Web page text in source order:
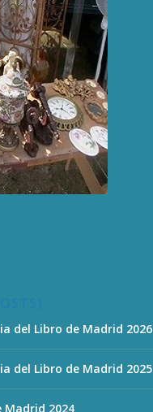
del Libro de Madrid 2026
del Libro de Madrid 2025
Madrid 2024